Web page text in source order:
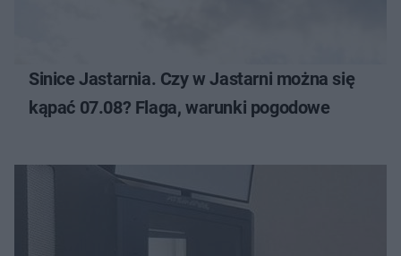
Sinice Jastarnia. Czy w Jastarni można się
kąpać 07.08? Flaga, warunki pogodowe